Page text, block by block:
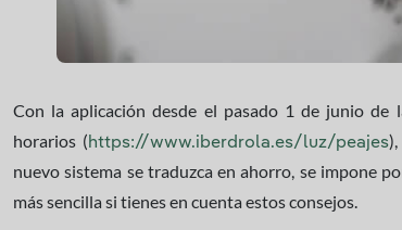
Con la aplicación desde el pasado 1 de junio
horarios (https://www.iberdrola.es/luz/peajes
nuevo sistema se traduzca en ahorro, se impone
más sencilla si tienes en cuenta estos consejos.